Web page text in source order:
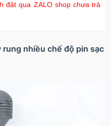
đặt qua ZALO shop chưa trả
nhiều chế độ pin sạc